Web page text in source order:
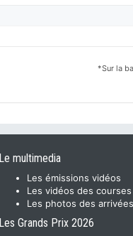
*Sur la
Le multimedia
Les émissions vidéos
Les vidéos des courses
Les photos des arrivées
Les Grands Prix 2026